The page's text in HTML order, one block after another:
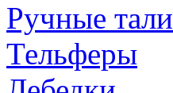
Ручные тали
Тельферы